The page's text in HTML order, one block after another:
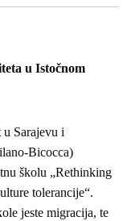
u Istočnom
Sarajevu i
Bicocca)
školu „Rethinking
tolerancije“.
jeste migracija, te